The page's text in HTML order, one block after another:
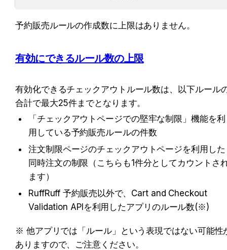
予約販売ルールの作成数に上限はありません。
有効にできるルール数の上限
有効化できるチェックアウトルール数は、以下ルール
合計で最大25件までとなります。
「チェックアウトページでの堅牢な制限」機能を利
用している予約販売ルールの件数
注文制限ページのチェックアウトページを利用した
同時注文の制限（こちらも1件分としてカウントさ
ます）
RuffRuff 予約販売以外で、Cart and Checkout
Validation APIを利用したアプリのルール数(※)
※ 他アプリでは「ルール」という表現ではない可能性
ありますので、ご注意ください。